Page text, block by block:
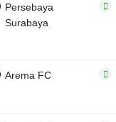
Persebaya
Surabaya
Arema FC